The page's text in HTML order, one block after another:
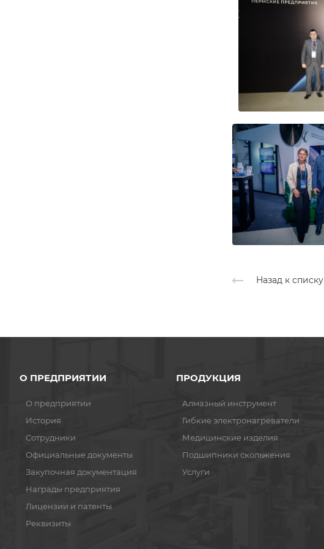
Назад к списку
О ПРЕДПРИЯТИИ
О предприятии
История
Сотрудники
Официальные документы
Закупочная документация
Награды предприятия
Лицензии и патенты
Реквизиты
ПРОДУКЦИЯ
Алмазный инструмент
Гибкие электронагреватели
Медицинские изделия
Подшипники скольжения
Услуги